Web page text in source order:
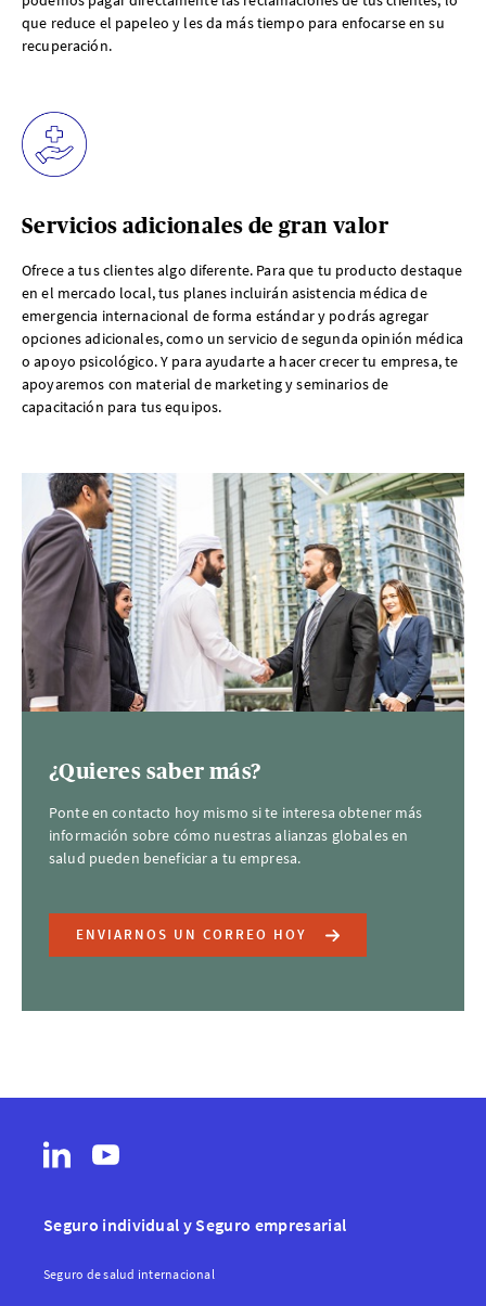
que reduce el papeleo y les da más tiempo para enfocarse en su
recuperación.
Servicios adicionales de gran valor
Ofrece a tus clientes algo diferente. Para que tu producto destaque
en el mercado local, tus planes incluirán asistencia médica de
emergencia internacional de forma estándar y podrás agregar
opciones adicionales, como un servicio de segunda opinión médica
o apoyo psicológico. Y para ayudarte a hacer crecer tu empresa, te
apoyaremos con material de marketing y seminarios de
capacitación para tus equipos.
¿Quieres saber más?
Ponte en contacto hoy mismo si te interesa obtener más
información sobre cómo nuestras alianzas globales en
salud pueden beneficiar a tu empresa.
ENVIARNOS UN CORREO HOY
Seguro individual y Seguro empresarial
Seguro de salud internacional